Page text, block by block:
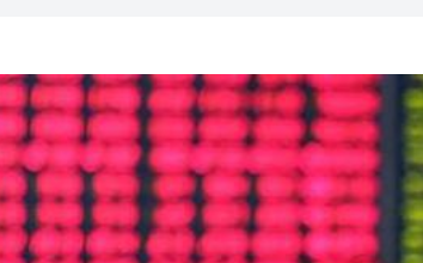
費約18億元
2.58萬億 利潤總額近936億
新玩法
理黎智英求情 罪證如山豈能妄想輕判